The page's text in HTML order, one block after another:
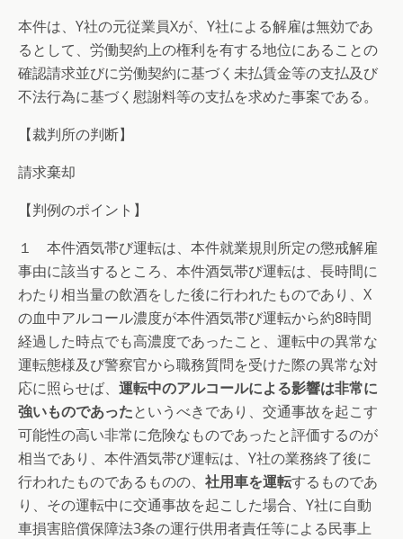
本件は、Y社の元従業員Xが、Y社による解雇は無効であ
るとして、労働契約上の権利を有する地位にあることの
確認請求並びに労働契約に基づく未払賃金等の支払及び
不法行為に基づく慰謝料等の支払を求めた事案である。
【裁判所の判断】
請求棄却
【判例のポイント】
１ 本件酒気帯び運転は、本件就業規則所定の懲戒解雇
事由に該当するところ、本件酒気帯び運転は、長時間に
わたり相当量の飲酒をした後に行われたものであり、X
の血中アルコール濃度が本件酒気帯び運転から約8時間
経過した時点でも高濃度であったこと、運転中の異常な
運転態様及び警察官から職務質問を受けた際の異常な対
応に照らせば、 運転中のアルコールによる影響は非常に
強いものであったというべきであり、交通事故を起こす
可能性の高い非常に危険なものであったと評価するのが
相当であり、本件酒気帯び運転は、Y社の業務終了後に
行われたものであるものの、 社用車を運転するものであ
り、その運転中に交通事故を起こした場合、Y社に自動
車損害賠償保障法3条の運行供用者責任等による民事上